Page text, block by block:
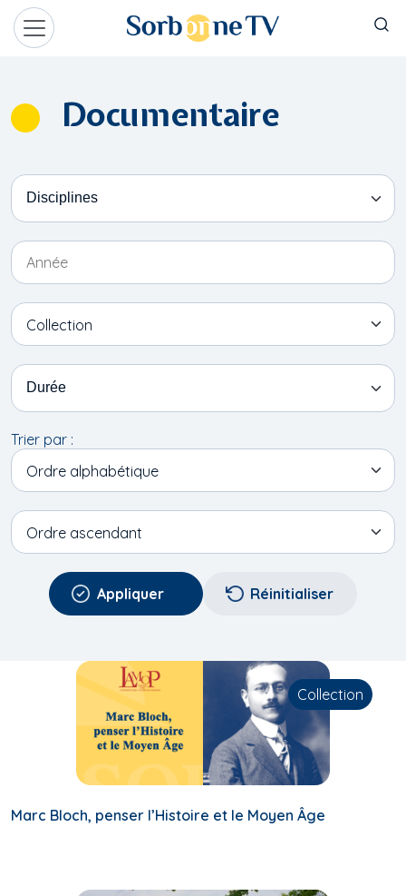
Aller au contenu principal
Documentaire
Disciplines
Année
Collection
Collection
Durée
Trier par :
Ordre alphabétique
Ordre
Ordre ascendant
Collection
Marc Bloch, penser l’Histoire et le Moyen Âge
Panneau de gestion des cookies